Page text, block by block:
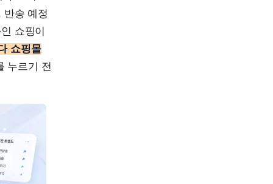
반송 예정
쇼핑이
쇼핑몰
누르기 전